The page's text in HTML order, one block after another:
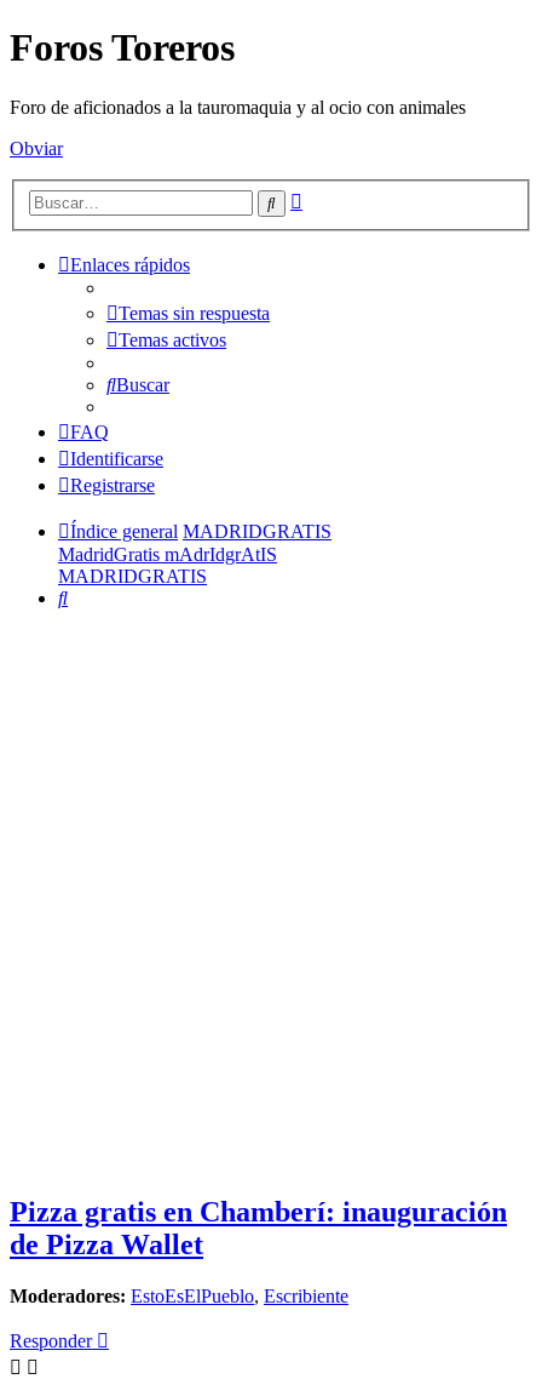
Foros Toreros
Foro de aficionados a la tauromaquia y al ocio con animales
Obviar
Buscar
Enlaces rápidos
Temas sin respuesta
Temas activos
Buscar
FAQ
Identificarse
Registrarse
Índice general MADRIDGRATIS
MadridGratis mAdrIdgrAtIS
MADRIDGRATIS
Buscar
Pizza gratis en Chamberí: inauguración
de Pizza Wallet
Moderadores: EstoEsElPueblo, Escribiente
Responder